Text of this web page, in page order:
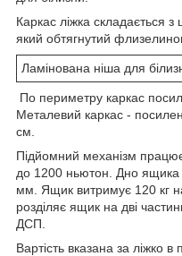
Каркас ліжка складається
який обтягнутий
Ламінована ніша для
По периметру каркас
Металевий каркас -
см.
Підйомний механізм
до 1200 ньютон. Дно
мм. Ящик витримує 120 кг
розділяє ящик на дві
ДСП.
Вартість вказана за ліжко